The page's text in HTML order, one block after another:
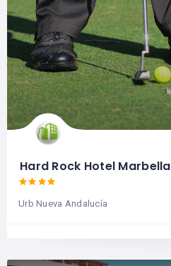
Hard Rock Hotel Marbella
Urb Nueva Andalucía